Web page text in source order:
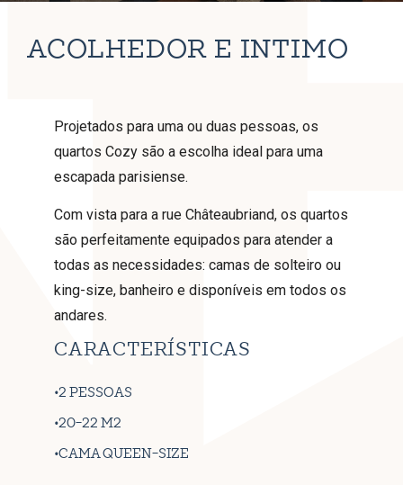
ACOLHEDOR E ÍNTIMO
Projetados para uma ou duas pessoas, os
quartos Cozy são a escolha ideal para uma
escapada parisiense.
Com vista para a rue Châteaubriand, os quartos
são perfeitamente equipados para atender a
todas as necessidades: camas de solteiro ou
king-size, banheiro e disponíveis em todos os
andares.
CARACTERÍSTICAS
2 PESSOAS
20-22 M2
CAMA QUEEN-SIZE